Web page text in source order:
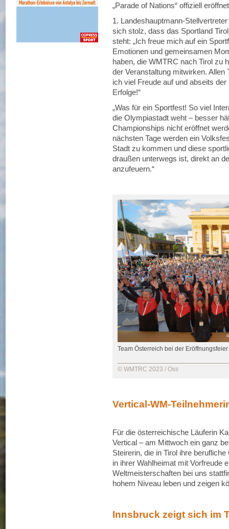
„Parade of Nations“ offiziell
1. Landeshauptmann-
sich stolz, dass das Sportland
steht: „Ich freue mich auf ein
Emotionen und gemeinsamen
haben, die WMTRC nach Tirol zu
der Veranstaltung mitwirken. Allen
ich viel Freude auf und abseits
Erfolge!“
„Was für ein Sportfest! So viel
die Olympiastadt weht – besser
Championships nicht eröffnet
nächsten Tage werden ein
Stadt zu kommen und diese
draußen unterwegs ist, direkt an
anzufeuern.“
Team Österreich bei der Eröffnungsfeier
© WMTRC 2023 / Oss
Vertical-WM-
Für die österreichische Läuferin
Vertical – am Mittwoch ein ganz
Steirerin, die in Tirol ihre
in ihrer Wahlheimat mit Vorfreude
Weltmeisterschaften bei uns
hohem Niveau leben und zeigen
Innsbruck zeigt sich im